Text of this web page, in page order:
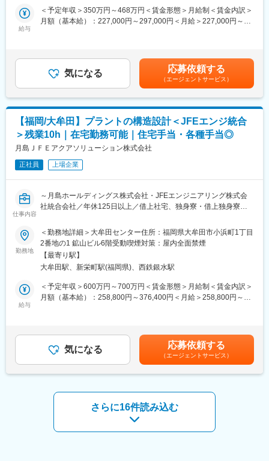
・出張：月2～3回（1～2泊程度）
・試運転対応：3年に1回、約8週間
ベートも大切にしながら働けます。
・社員の勤続年数は15年と長く、働きやすい環境です。
・福利厚生も充実しており、独身寮や社宅制度、住宅手当があり
ます。（社宅・寮：家賃75％補助（最大10万円）／住宅手当：最
大5万円）
■社風：
風通しの良い雰囲気やフランクにコミュニケーションが可能で自
由闊達な社風です。業務については、任される裁量が大きい分、
責任感を持って取り組む姿勢が求められます。実力重視の職能資
■同社について：
2023年に月島アクアソリューション株式会社は、JFEエンジニア
島JFEアクアソリューション株式会社として新たな一歩を踏み出
します。この統合を通じて総合力を高め、地球環境と社会課題の
解決に貢献してまいります。
安定性が高いです。
◎Hグレード認定企業で大規模案件に取り組めます。
◎デジタル型社内大学制度「TAKUMINOアカデミー」で技術の継
環境実現へグループで取り組めます。
■業務内容：
計部門のメンバーとして以下業務をお任せします。
（1）構造設計、詳細設計：工作図一式（施工図・鉄骨加工図）の
作成業務
成／数量計算書の作成など
（2）お客様との交渉、協力会社とのコミュニケーション等の社外
（3）使用CAD：実寸法師、KAP、REAL4、Tekla等
1947年に設立し、製缶、架線金物や鉄塔製作を皮切りに、いち早
くH型鋼を採用し、鉄のパイオニア的存在として、様々な建築物
の鉄骨製作に取り組んできました。あるべき企業として環境問題
にも真摯に取り組み、次世代への安全・安心な社会の実現にも寄
※鉄骨製作工場認定：Hグレード
給与
＜予定年収＞350万円～468万円＜賃金形態＞月給制＜賃金内訳＞
月額（基本給）：227,000円～297,000円＜月給＞227,000円～
安の金額であり、選考を通じて上下する可能性があります。月給
(月額)は固定手当を含めた表記です。
気になる 応募依頼する
（エージェントサービス）
【福岡/大牟田】プラントの構造設計＜JFEエンジ統合
＞残業10h｜在宅勤務可能｜住宅手当・各種手当◎
月島ＪＦＥアクアソリューション株式会社
正社員 上場企業
仕事内容
～月島ホールディングス株式会社・JFEエンジニアリング株式会
社統合会社／年休125日以上／借上社宅、独身寮・借上独身寮、
ラント大手にて経験を積むことが可
能！～
プラント施設の建築構造に関する構造計画・設計・解析業務を行
う当社の建築技術者(主任/マネージャー)として、プロジェクト全
体に関わる業務をお任せします。当ポジションでは、即戦力人材
を募集いたします。
■業務内容：
認します。プロジェクトによって異なりますが、月に2～3回程度
の出張が発生することがあります。当社では、小規模なプロジェ
クトが多いため、でも早い段階から責任のある業務を任せられ、
■魅力ポイント：
・同業他社と比較し、ライフワークバランスに優れた職場環境で
・福利厚生も充実しており、独身寮や社宅制度、住宅手当があり
ます。
勤務地
＜勤務地詳細＞大牟田センター住所：福岡県大牟田市小浜町1丁目
2番地の1 鉱山ビル6階受動喫煙対策：屋内全面禁煙
【最寄り駅】
大牟田駅、新栄町駅(福岡県)、西鉄銀水駅
給与
＜予定年収＞600万円～700万円＜賃金形態＞月給制＜賃金内訳＞
月額（基本給）：258,800円～376,400円＜月給＞258,800円～
までも目安の金額であり、選考を通じて上下する可能性がありま
す。月給(月額)は固定手当を含めた表記です。
気になる 応募依頼する
（エージェントサービス）
さらに16件読み込む